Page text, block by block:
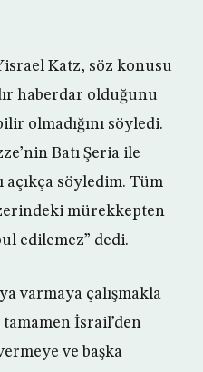
Katz, söz konusu
haberdar olduğunu
olmadığını söyledi.
Batı Şeria ile
açıkça söyledim. Tüm
mürekkepten
edilemez” dedi.
varmaya çalışmakla
İsrail’den
ve başka